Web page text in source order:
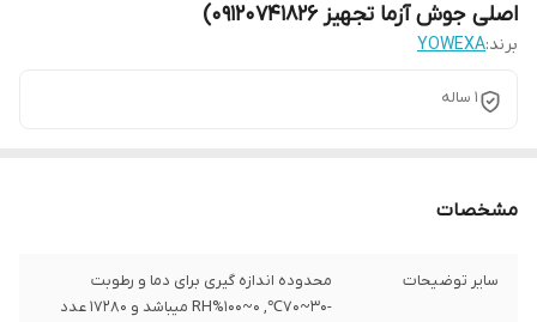
اصلی جوش آزما تجهیز 09120741826)
برند:YOWEXA
1 ساله
مشخصات
سایر توضیحات
محدوده اندازه گیری برای دما و رطوبت
-30~70℃, 0~100%RH میباشد و 17280 عدد